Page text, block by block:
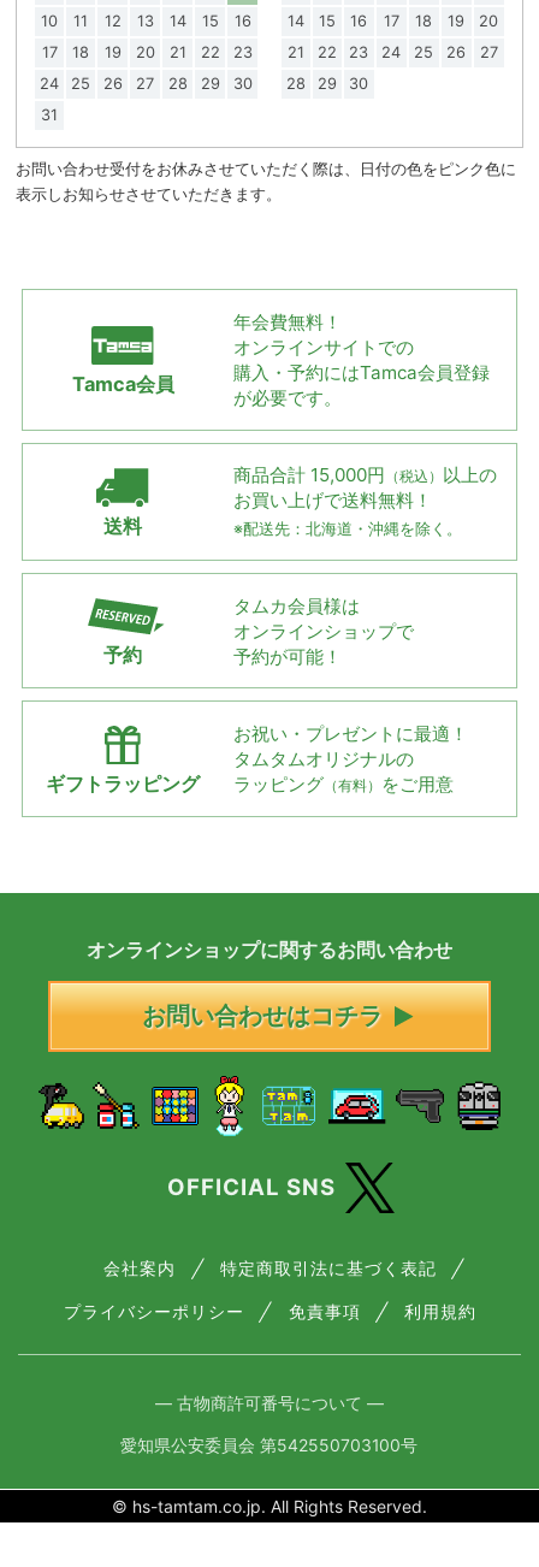
10
11 12 13 14 15
16
17
18 19 20 21 22
23
24
25 26 27 28 29
30
31
14
15 16 17 18 19
20
21
22 23 24 25 26
27
28
29 30
お問い合わせ受付をお休みさせていただく際は、日付の色をピンク色に
表示しお知らせさせていただきます。
Tamca会員
年会費無料！
オンラインサイトでの
購入・予約にはTamca会員登録
が必要です。
送料
商品合計 15,000円 （税込） 以上の
お買い上げで送料無料！
※配送先：北海道・沖縄を除く。
予約
タムカ会員様は
オンラインショップで
予約が可能！
ギフトラッピング
お祝い・プレゼントに最適！
タムタムオリジナルの
ラッピング （有料） をご用意
オンラインショップに関するお問い合わせ
お問い合わせはコチラ
OFFICIAL SNS
会社案内 特定商取引法に基づく表記
プライバシーポリシー 免責事項 利用規約
― 古物商許可番号について ―
愛知県公安委員会 第542550703100号
© hs-tamtam.co.jp. All Rights Reserved.